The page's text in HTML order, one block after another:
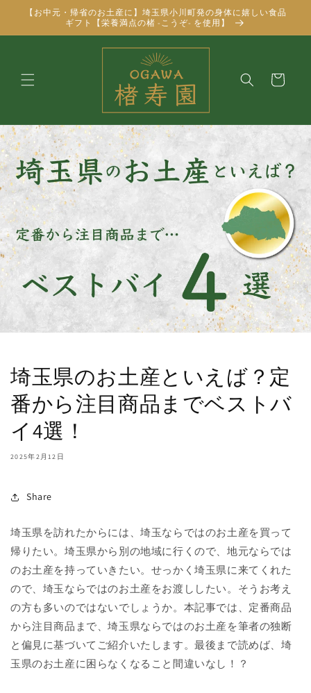
ンツに
【お中元・帰省のお土産に】埼玉県小川町発の身体に嬉しい食品
ギフト【栄養満点の楮 -こうぞ- を使用】
ー
埼玉県のお土産といえば？定
番から注目商品までベストバ
イ4選！
2025年2月12日
Share
埼玉県を訪れたからには、埼玉ならではのお土産を買って
帰りたい。埼玉県から別の地域に行くので、地元ならでは
のお土産を持っていきたい。せっかく埼玉県に来てくれた
ので、埼玉ならではのお土産をお渡ししたい。そうお考え
の方も多いのではないでしょうか。本記事では、定番商品
から注目商品まで、埼玉県ならではのお土産を筆者の独断
と偏見に基づいてご紹介いたします。最後まで読めば、埼
玉県のお土産に困らなくなること間違いなし！？